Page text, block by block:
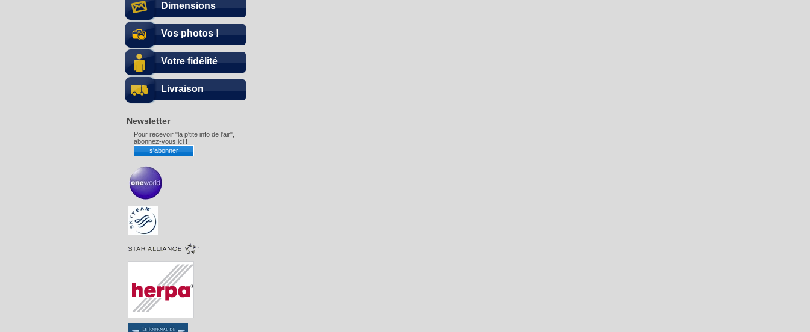
Dimensions
Vos photos !
Votre fidélité
Livraison
Newsletter
Pour recevoir "la p'tite info de l'air",
abonnez-vous ici !